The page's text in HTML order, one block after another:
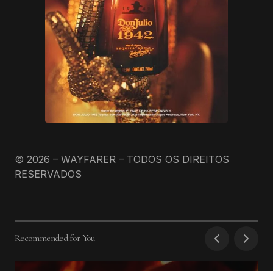
© 2026 – WAYFARER – TODOS OS DIREITOS
RESERVADOS
Recommended for You